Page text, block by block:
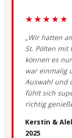
★★★★★
„Wir hatten
St. Pölten mit
können es
war einmalig
Auswahl und
fühlt sich
richtig
Kerstin &
2025